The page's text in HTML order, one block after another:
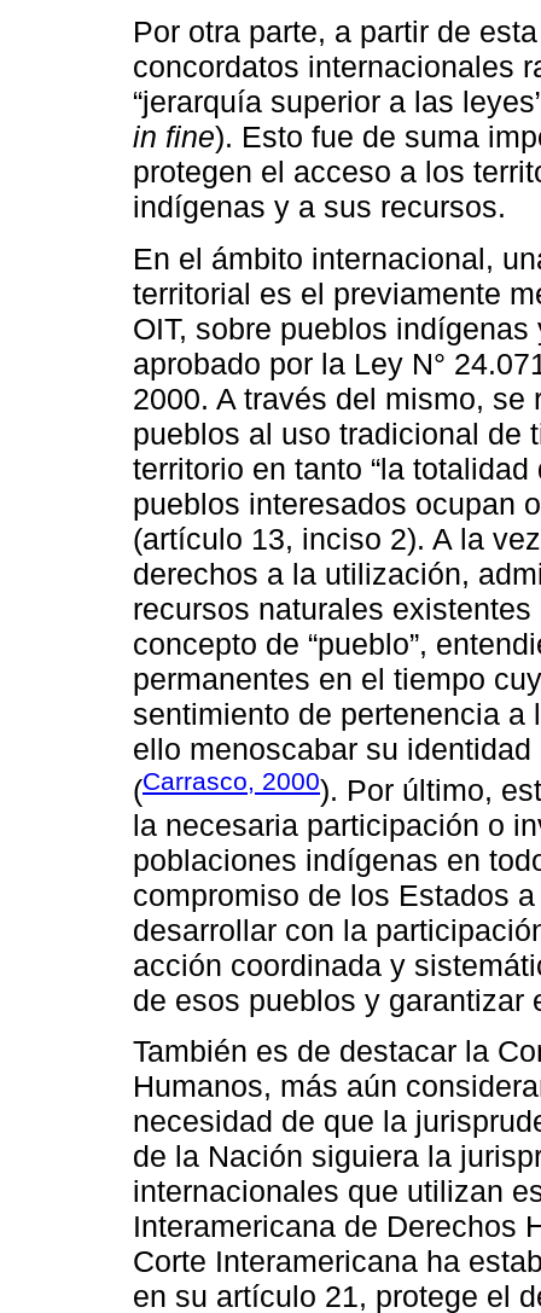
Por otra parte, a partir de
concordatos internacionales
“jerarquía superior a las
in fine). Esto fue de suma
protegen el acceso a los
indígenas y a sus recursos.
En el ámbito internacional,
territorial es el previamente
OIT, sobre pueblos
aprobado por la Ley N°
2000. A través del mismo,
pueblos al uso tradicional de
territorio en tanto “la
pueblos interesados ocupan
(artículo 13, inciso 2). A la
derechos a la utilización,
recursos naturales
concepto de “pueblo”,
permanentes en el tiempo
sentimiento de pertenencia
ello menoscabar su
(Carrasco, 2000). Por último,
la necesaria participación o
poblaciones indígenas en
compromiso de los Estados
desarrollar con la
acción coordinada y
de esos pueblos y garantizar
También es de destacar la
Humanos, más aún
necesidad de que la
de la Nación siguiera la
internacionales que utilizan
Interamericana de Derechos
Corte Interamericana ha
en su artículo 21, protege el